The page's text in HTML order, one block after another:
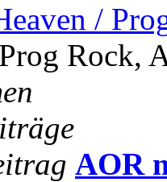
/
Rock,
AOR